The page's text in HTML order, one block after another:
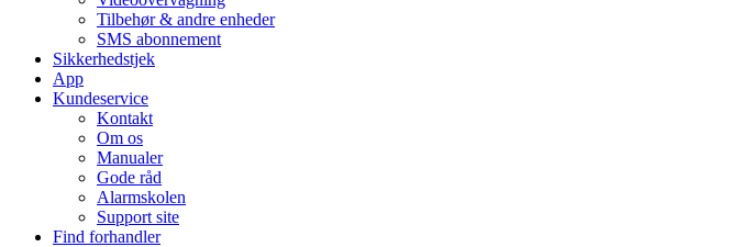
Tilbehør & andre enheder
SMS abonnement
Sikkerhedstjek
App
Kundeservice
Kontakt
Om os
Manualer
Gode råd
Alarmskolen
Support site
Find forhandler